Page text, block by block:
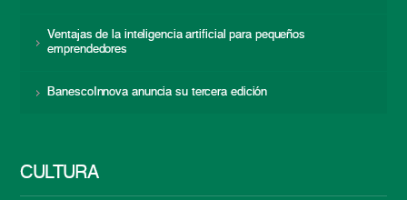
Ventajas de la inteligencia artificial para pequeños
emprendedores
BanescoInnova anuncia su tercera edición
CULTURA